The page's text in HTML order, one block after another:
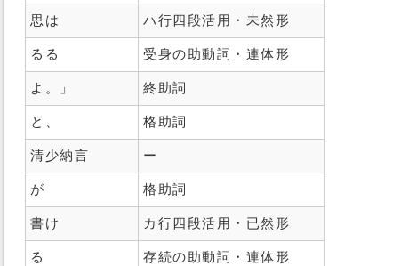
思は ハ行四段活用・未然形
るる 受身の助動詞・連体形
よ。」 終助詞
と、 格助詞
清少納言 ー
が 格助詞
書け カ行四段活用・已然形
る 存続の助動詞・連体形